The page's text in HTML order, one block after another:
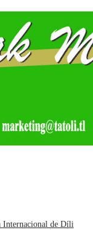
Internacional de Díli